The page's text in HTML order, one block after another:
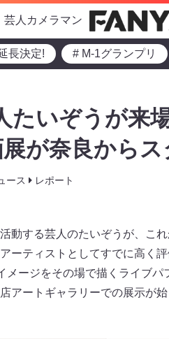
芸人カメラマン
長決定! # M-1グランプリ
たいぞうが来
が奈良からス
ース レポート
動する芸人のたいぞうが、こ
ーティストとしてすでに高く
メージをその場で描くライブ
アートギャラリーでの展示が